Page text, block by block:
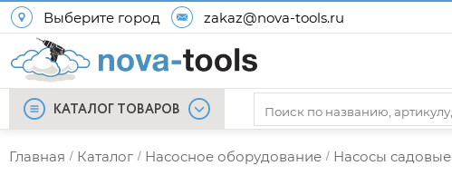
Выберите город zakaz@nova-tools.ru
КАТАЛОГ ТОВАРОВ
Главная / Каталог / Насосное оборудование / Насосы садовые